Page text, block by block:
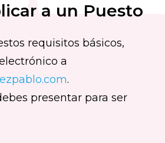
a un Puesto
requisitos básicos,
a
.
presentar para ser